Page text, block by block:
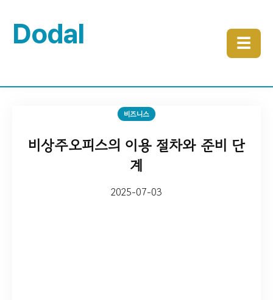
Dodal ☰
비즈니스
비상주오피스의 이용 절차와 준비 단
계
2025-07-03